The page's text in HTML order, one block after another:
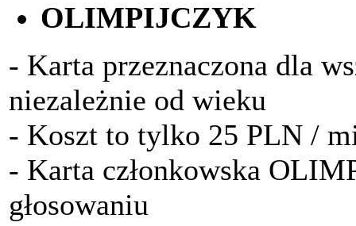
OLIMPIJCZYK
- Karta przeznaczona dla
niezależnie od wieku
- Koszt to tylko 25 PLN /
- Karta członkowska
głosowaniu